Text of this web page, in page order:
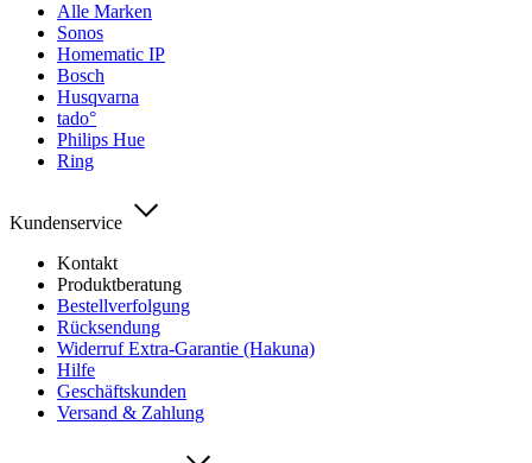
Alle Marken
Sonos
Homematic IP
Bosch
Husqvarna
tado°
Philips Hue
Ring
Kundenservice
Kontakt
Produktberatung
Bestellverfolgung
Rücksendung
Widerruf Extra-Garantie (Hakuna)
Hilfe
Geschäftskunden
Versand & Zahlung